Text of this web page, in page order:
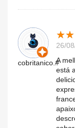
cobritanico.#
★★
★★
26/
A
está